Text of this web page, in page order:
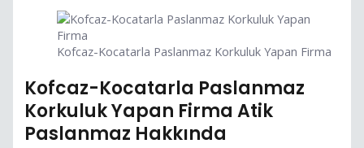
Kofcaz-Kocatarla Paslanmaz Korkuluk Yapan Firma
Kofcaz-Kocatarla Paslanmaz
Korkuluk Yapan Firma Atik
Paslanmaz Hakkında